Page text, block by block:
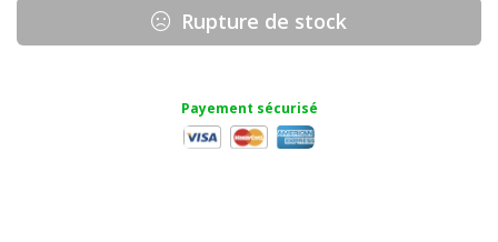
Rupture de stock
Payement sécurisé